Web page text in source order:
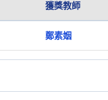
獲獎教師
鄭素姻